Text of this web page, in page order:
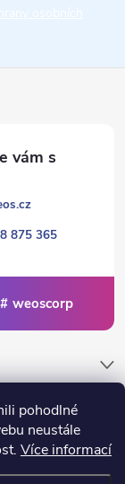
pohodlné
neustále
Více informací
875 365
weoscorp